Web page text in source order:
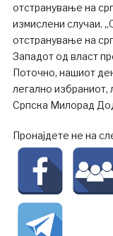
отстранување на
измислени случаи.
отстранување на
Западот од власт
Поточно, нашиот
легално избраниот,
Српска Милорад
Пронајдете не на